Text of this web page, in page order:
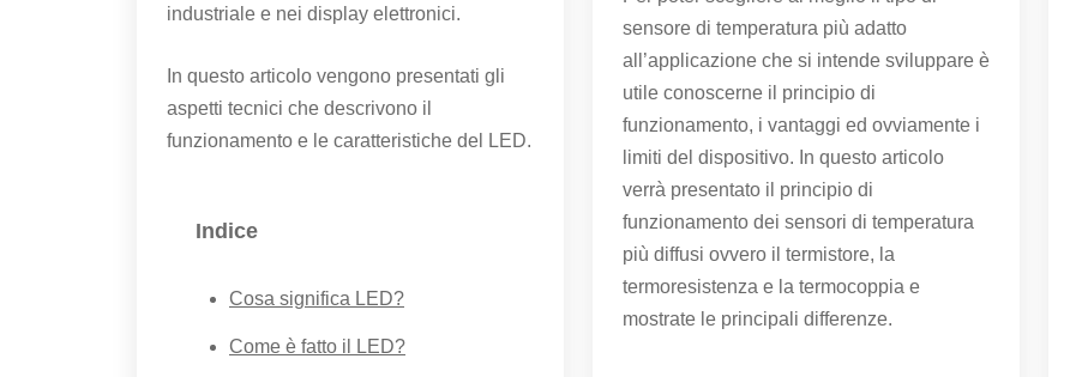
industriale e nei display elettronici.
In questo articolo vengono presentati gli
aspetti tecnici che descrivono il
funzionamento e le caratteristiche del LED.
Indice
Cosa significa LED?
Come è fatto il LED?
sensore di temperatura più adatto
all’applicazione che si intende sviluppare è
utile conoscerne il principio di
funzionamento, i vantaggi ed ovviamente i
limiti del dispositivo. In questo articolo
verrà presentato il principio di
funzionamento dei sensori di temperatura
più diffusi ovvero il termistore, la
termoresistenza e la termocoppia e
mostrate le principali differenze.